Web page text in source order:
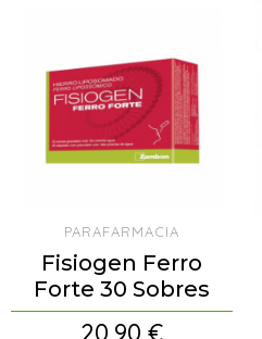
PARAFARMACIA
Fisiogen Ferro
Forte 30 Sobres
Precio